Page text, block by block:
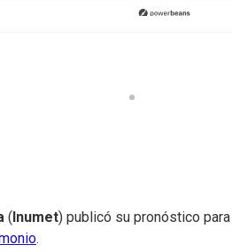
( Inumet) publicó su pronóstico
.